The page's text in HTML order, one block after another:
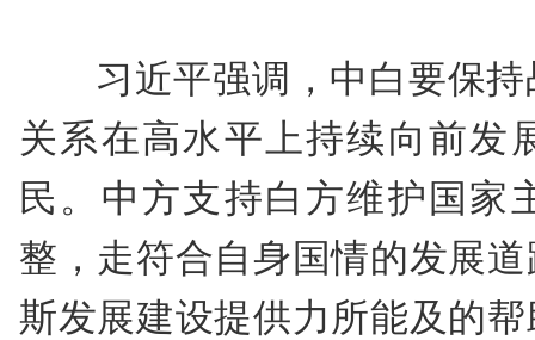
习近平强调，中白要保
关系在高水平上持续向前发
民。中方支持白方维护国家
整，走符合自身国情的发展
斯发展建设提供力所能及的